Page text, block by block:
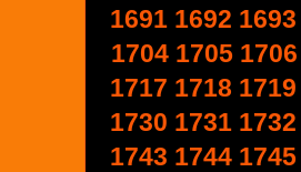
1691 1692 1693
1704 1705 1706
1717 1718 1719
1730 1731 1732
1743 1744 1745